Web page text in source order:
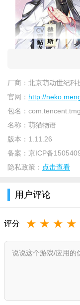
打造专属梦幻甜品
纸、地板、桌椅布局。
收录狮子猫、布偶
厂商： 北京萌动世纪科
官网： http://
包名：
名称： 萌猫物语
版本： 1.11.26
备案： 京ICP备
隐私政策： 点击查看
用户评论
评分 ★ ★ ★ ★